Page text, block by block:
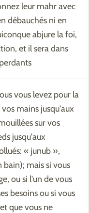
leur mahr avec
débauchés ni en
abjure la foi,
et il sera dans
vous levez pour la
mains jusqu'aux
sur vos
jusqu'aux
« junub »,
mais si vous
ou si l'un de vous
besoins ou si vous
que vous ne